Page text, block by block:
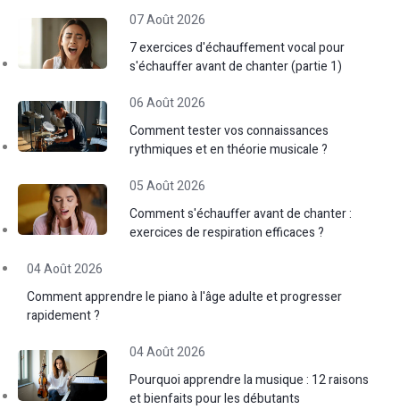
07 Août 2026
7 exercices d'échauffement vocal pour
s'échauffer avant de chanter (partie 1)
06 Août 2026
Comment tester vos connaissances
rythmiques et en théorie musicale ?
05 Août 2026
Comment s'échauffer avant de chanter :
exercices de respiration efficaces ?
04 Août 2026
Comment apprendre le piano à l'âge adulte et progresser
rapidement ?
04 Août 2026
Pourquoi apprendre la musique : 12 raisons
et bienfaits pour les débutants